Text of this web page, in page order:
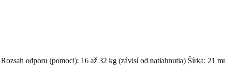
Rozsah odporu (pomoci): 16 až 32 kg (závisí od natiahnutia) Šírka: 21